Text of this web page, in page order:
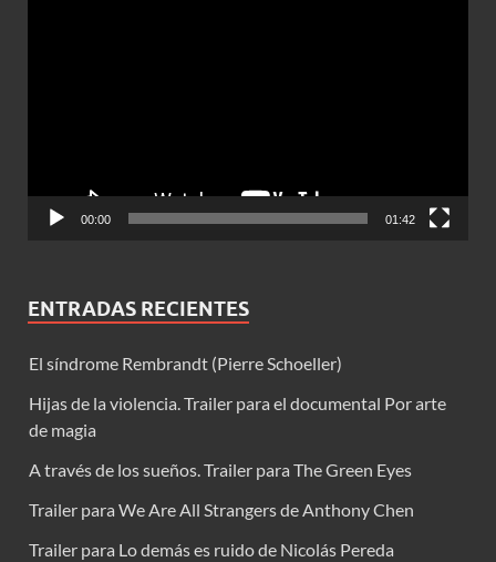
00:00 01:42
ENTRADAS RECIENTES
El síndrome Rembrandt (Pierre Schoeller)
Hijas de la violencia. Trailer para el documental Por arte
de magia
A través de los sueños. Trailer para The Green Eyes
Trailer para We Are All Strangers de Anthony Chen
Trailer para Lo demás es ruido de Nicolás Pereda